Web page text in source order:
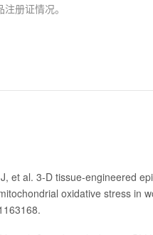
册证情况。
et al. 3-D tissue-engineered
oxidative stress in